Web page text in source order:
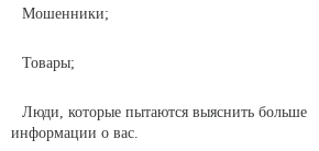
Мошенники;
Товары;
Люди, которые пытаются выяснить больше
информации о вас.